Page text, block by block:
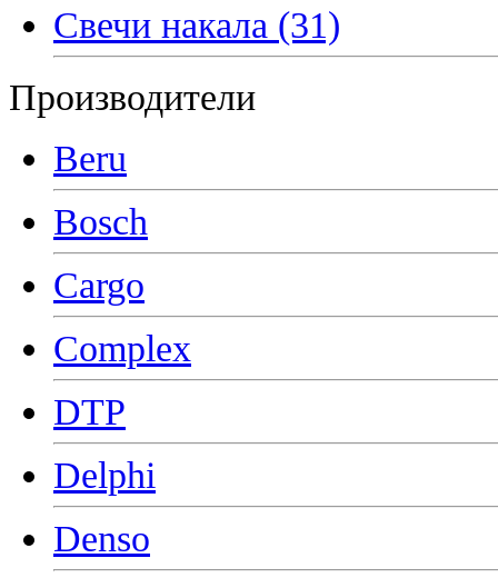
Свечи накала (31)
Производители
Beru
Bosch
Cargo
Complex
DTP
Delphi
Denso